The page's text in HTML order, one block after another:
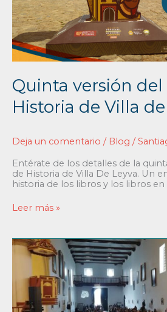
Quinta versión del
Historia de Villa de
Deja un comentario / Blog /
Entérate de los detalles de la
de Historia de Villa De Leyva. Un
historia de los libros y los libros en
de
Leyva
Leer más »
Primer
Festival
Internacional
Historia
¡Lleno
Total!